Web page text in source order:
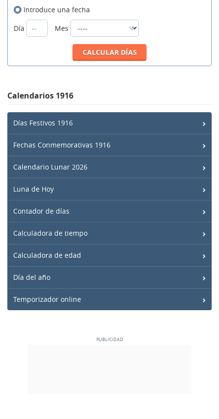
Introduce una fecha
Día
Mes
Calendarios 1916
Días Festivos 1916
Fechas Conmemorativas 1916
Calendario Lunar 2026
Luna de Hoy
Contador de días
Calculadora de tiempo
Calculadora de edad
Día del año
Temporizador online